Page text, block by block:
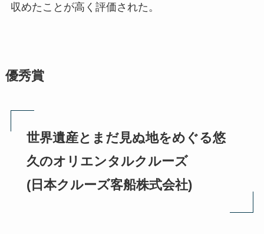
収めたことが高く評価された。
優秀賞
世界遺産とまだ見ぬ地をめぐる悠
久のオリエンタルクルーズ
(日本クルーズ客船株式会社)